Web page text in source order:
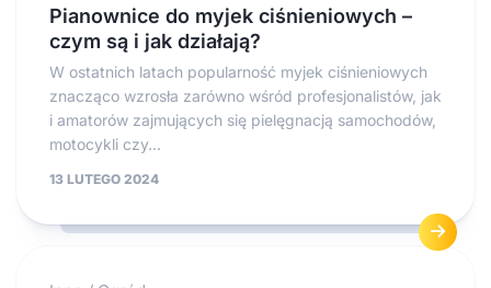
Pianownice do myjek ciśnieniowych –
czym są i jak działają?
W ostatnich latach popularność myjek ciśnieniowych
znacząco wzrosła zarówno wśród profesjonalistów, jak
i amatorów zajmujących się pielęgnacją samochodów,
motocykli czy...
13 LUTEGO 2024